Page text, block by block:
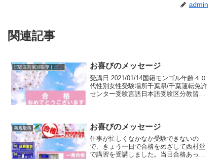
admin
関連記事
試験直前個別指導｜エスコースプレ お喜びのメッセージ
受講日 2021/01/14国籍モンゴル年齢４０
代性別女性受験場所千葉県/千葉運転免許
センター受験言語日本語受験区分教習所
受けて合格（...
新規取得 お喜びのメッセージ
仕事が忙しくなかなか受験できないの
で、きょう一日で合格をめざして西村堂
で講習を受講しました。当日合格あっさ